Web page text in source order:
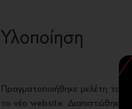
Υλοποίηση
Πραγματοποιήθηκε μελέτη
το νέο website. Διαπιστώθηκε